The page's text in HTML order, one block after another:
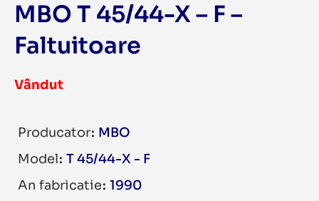
MBO T 45/44-X – F –
Faltuitoare
Vândut
Producator MBO
Model T 45/44-X - F
An fabricatie 1990